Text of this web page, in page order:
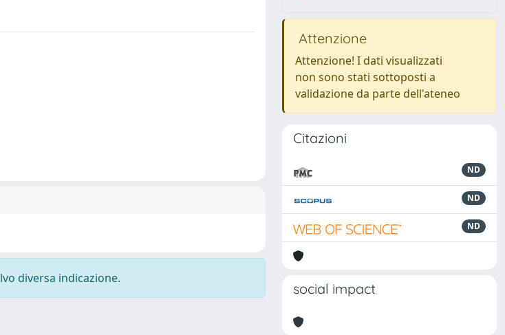
diversa indicazione.
Attenzione
Attenzione! I dati visualizzati
non sono stati sottoposti a
validazione da parte dell'ateneo
Citazioni
ND
ND
ND
social impact